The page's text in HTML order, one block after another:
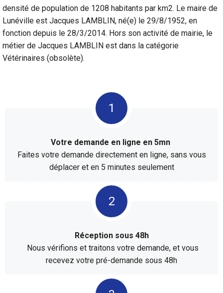
densité de population de 1208 habitants par km2. Le maire de
Lunéville est Jacques LAMBLIN, né(e) le 29/8/1952, en
fonction depuis le 28/3/2014. Hors son activité de mairie, le
métier de Jacques LAMBLIN est dans la catégorie
Vétérinaires (obsolète).
Votre demande en ligne en 5mn
Faites votre demande directement en ligne, sans vous
déplacer et en 5 minutes seulement
Réception sous 48h
Nous vérifions et traitons votre demande, et vous
recevez votre pré-demande sous 48h